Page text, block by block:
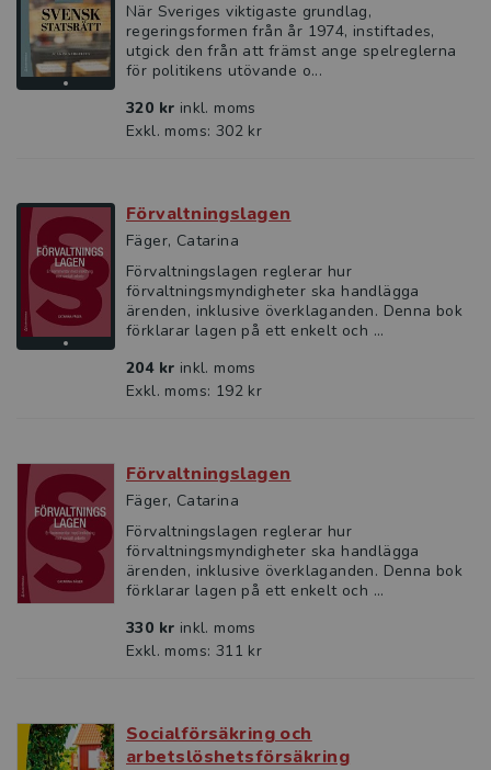
När Sveriges viktigaste grundlag,
regeringsformen från år 1974, instiftades,
utgick den från att främst ange spelreglerna
för politikens utövande o...
320 kr inkl. moms
Exkl. moms: 302 kr
Förvaltningslagen
Fäger, Catarina
Förvaltningslagen reglerar hur
förvaltningsmyndigheter ska handlägga
ärenden, inklusive överklaganden. Denna bok
förklarar lagen på ett enkelt och ...
204 kr inkl. moms
Exkl. moms: 192 kr
Förvaltningslagen
Fäger, Catarina
Förvaltningslagen reglerar hur
förvaltningsmyndigheter ska handlägga
ärenden, inklusive överklaganden. Denna bok
förklarar lagen på ett enkelt och ...
330 kr inkl. moms
Exkl. moms: 311 kr
Socialförsäkring och
arbetslöshetsförsäkring